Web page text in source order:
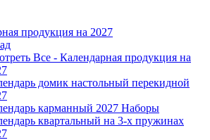
продукция на 2027
Все - Календарная продукция на
домик настольный перекидной
карманный 2027 Наборы
квартальный на 3-х пружинах